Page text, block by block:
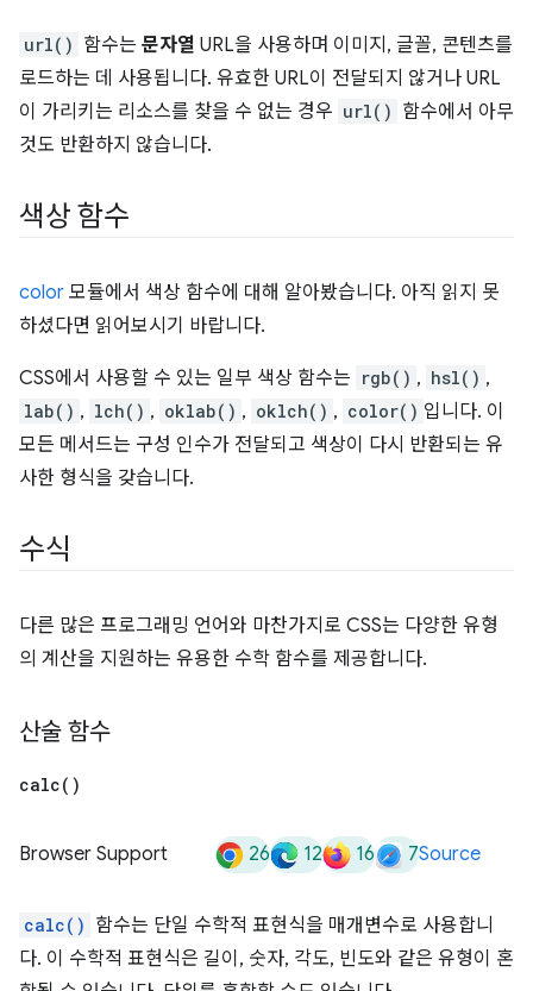
url() 함수는 문자열 URL을 사용하며 이미지, 글꼴, 콘텐츠를
로드하는 데 사용됩니다. 유효한 URL이 전달되지 않거나 URL
이 가리키는 리소스를 찾을 수 없는 경우 url() 함수에서 아무
것도 반환하지 않습니다.
색상 함수
color 모듈에서 색상 함수에 대해 알아봤습니다. 아직 읽지 못
하셨다면 읽어보시기 바랍니다.
CSS에서 사용할 수 있는 일부 색상 함수는 rgb() , hsl() ,
lab() , lch() , oklab() , oklch() , color() 입니다. 이
모든 메서드는 구성 인수가 전달되고 색상이 다시 반환되는 유
사한 형식을 갖습니다.
수식
다른 많은 프로그래밍 언어와 마찬가지로 CSS는 다양한 유형
의 계산을 지원하는 유용한 수학 함수를 제공합니다.
산술 함수
calc( )
Browser Support 26 12 16 7Source
calc() 함수는 단일 수학적 표현식을 매개변수로 사용합니
다. 이 수학적 표현식은 길이, 숫자, 각도, 빈도와 같은 유형이 혼